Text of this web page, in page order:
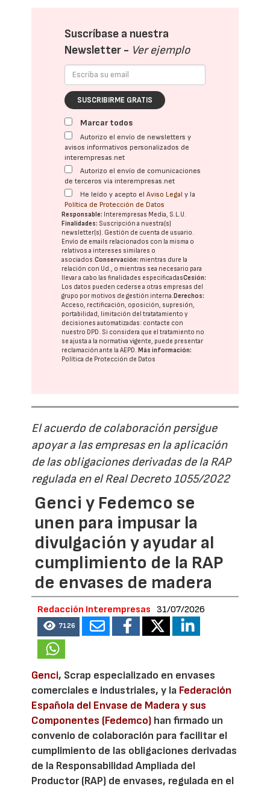
Suscríbase a nuestra
Newsletter - Ver ejemplo
SUSCRIBIRME GRATIS
Marcar todos
Autorizo el envío de newsletters y
avisos informativos personalizados de
interempresas.net
Autorizo el envío de comunicaciones
de terceros vía interempresas.net
He leído y acepto elAviso Legal y la
Política de Protección de Datos
Responsable: Interempresas Media, S.L.U.
Finalidades: Suscripción a nuestra(s)
newsletter(s). Gestión de cuenta de usuario.
Envío de emails relacionados con la misma o
relativos a intereses similares o
asociados.Conservación: mientras dure la
relación con Ud., o mientras sea necesario para
llevar a cabo las finalidades especificadasCesión:
Los datos pueden cederse a otras empresas del
grupo por motivos de gestión interna.Derechos:
Acceso, rectificación, oposición, supresión,
portabilidad, limitación del tratatamiento y
decisiones automatizadas: contacte con
nuestro DPD . Si considera que el tratamiento no
se ajusta a la normativa vigente, puede presentar
reclamación ante laAEPD .Más información:
Política de Protección de Datos
El acuerdo de colaboración persigue
apoyar a las empresas en la aplicación
de las obligaciones derivadas de la RAP
regulada en el Real Decreto 1055/2022
Genci y Fedemco se
unen para impusar la
divulgación y ayudar al
cumplimiento de la RAP
de envases de madera
Redacción Interempresas 31/07/2026
7126
Genci, Scrap especializado en envases
comerciales e industriales, y la Federación
Española del Envase de Madera y sus
Componentes (Fedemco) han firmado un
convenio de colaboración para facilitar el
cumplimiento de las obligaciones derivadas
de la Responsabilidad Ampliada del
Productor (RAP) de envases, regulada en el